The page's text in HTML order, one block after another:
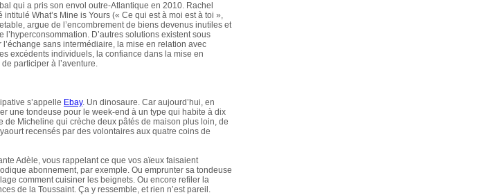
qui a pris son envol outre-Atlantique en 2010. Rachel
What’s Mine is Yours (« Ce qui est à moi est à toi »,
argue de l’encombrement de biens devenus inutiles et
D’autres solutions existent sous
sans intermédiaire, la mise en relation avec
excédents individuels, la confiance dans la mise en
participer à l’aventure.
s’appelle Ebay. Un dinosaure. Car aujourd’hui, en
une tondeuse pour le week-end à un type qui habite à dix
de Micheline qui crèche deux pâtés de maison plus loin, de
recensés par des volontaires aux quatre coins de
Adèle, vous rappelant ce que vos aïeux faisaient
abonnement, par exemple. Ou emprunter sa tondeuse
comment cuisiner les beignets. Ou encore refiler la
de la Toussaint. Ça y ressemble, et rien n’est pareil.